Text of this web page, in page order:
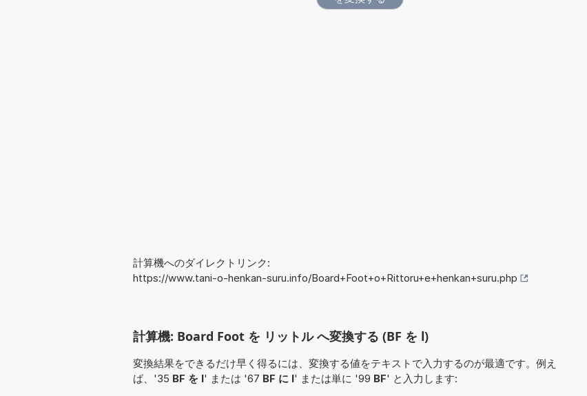
計算機へのダイレクトリンク:
https://www.tani-o-henkan-suru.info/Board+Foot+o+Rittoru+e+henkan+suru.php
計算機: Board Foot を リットル へ変換する (BF を l)
変換結果をできるだけ早く得るには、変換する値をテキストで入力するのが最適です。例え
ば、'35 BF を l' または '67 BF に l' または単に '99 BF' と入力します: